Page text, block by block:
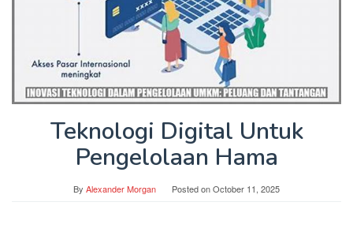
Teknologi Digital Untuk
Pengelolaan Hama
By Alexander Morgan Posted onOctober 11, 2025